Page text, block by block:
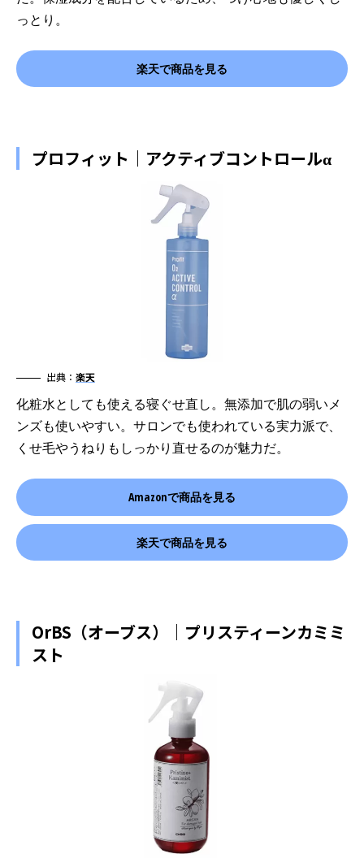
っとり。
楽天で商品を見る
プロフィット｜アクティブコントロールα
出典： 楽天
化粧水としても使える寝ぐせ直し。無添加で肌の弱いメ
ンズも使いやすい。サロンでも使われている実力派で、
くせ毛やうねりもしっかり直せるのが魅力だ。
Amazonで商品を見る
楽天で商品を見る
OrBS（オーブス）｜プリスティーンカミミ
スト